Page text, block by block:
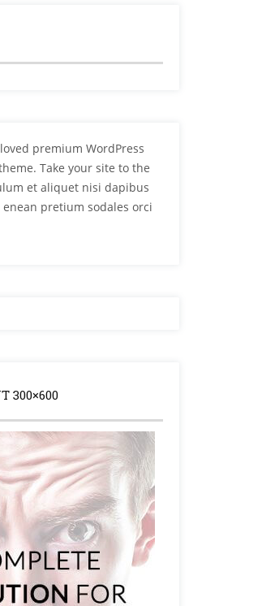
premium WordPress
Take your site to the
et aliquet nisi dapibus
pretium sodales orci
300×600